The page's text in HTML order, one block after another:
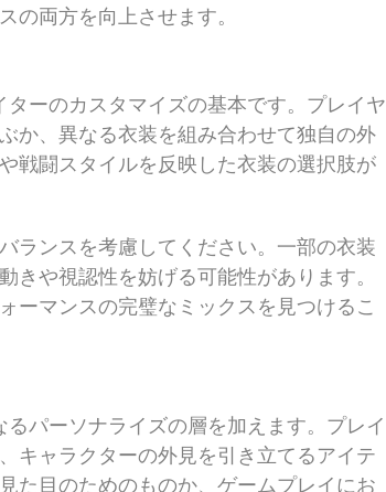
の両方を向上させます。
ーのカスタマイズの基本です。プレイヤ
か、異なる衣装を組み合わせて独自の外
戦闘スタイルを反映した衣装の選択肢が
ランスを考慮してください。一部の衣装
や視認性を妨げる可能性があります。
ーマンスの完璧なミックスを見つけるこ
パーソナライズの層を加えます。プレイ
キャラクターの外見を引き立てるアイテ
た目のためのものか、ゲームプレイにお